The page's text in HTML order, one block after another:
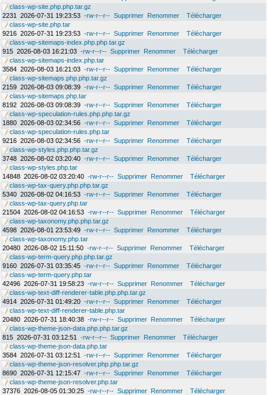
class-wp-site.php.php.tar.gz
2231
2026-07-31 19:23:53 -rw-r--r-- Supprimer Renommer
Télécharger
class-wp-site.php.tar
9216 2026-07-31 19:23:53 -rw-r--r-- Supprimer Renommer
Télécharger
class-wp-sitemaps-index.php.php.tar.gz
915 2026-08-03 16:21:03 -rw-r--r-- Supprimer Renommer
Télécharger
class-wp-sitemaps-index.php.tar
3584 2026-08-03 16:21:03 -rw-r--r-- Supprimer Renommer
Télécharger
class-wp-sitemaps.php.php.tar.gz
2159 2026-08-03 09:08:39 -rw-r--r-- Supprimer Renommer
Télécharger
class-wp-sitemaps.php.tar
8192 2026-08-03 09:08:39 -rw-r--r-- Supprimer Renommer
Télécharger
class-wp-speculation-rules.php.php.tar.gz
1880 2026-08-03 02:34:56 -rw-r--r-- Supprimer Renommer
Télécharger
class-wp-speculation-rules.php.tar
9216 2026-08-03 02:34:56 -rw-r--r-- Supprimer Renommer
Télécharger
class-wp-styles.php.php.tar.gz
3748 2026-08-02 03:20:40 -rw-r--r-- Supprimer Renommer
Télécharger
class-wp-styles.php.tar
14848 2026-08-02 03:20:40 -rw-r--r-- Supprimer Renommer
Télécharger
class-wp-tax-query.php.php.tar.gz
5340 2026-08-02 04:16:53 -rw-r--r-- Supprimer Renommer
Télécharger
class-wp-tax-query.php.tar
21504 2026-08-02 04:16:53 -rw-r--r-- Supprimer Renommer
Télécharger
class-wp-taxonomy.php.php.tar.gz
4598 2026-08-01 23:53:49 -rw-r--r-- Supprimer Renommer
Télécharger
class-wp-taxonomy.php.tar
20480 2026-08-02 15:11:50 -rw-r--r-- Supprimer Renommer
Télécharger
class-wp-term-query.php.php.tar.gz
9160 2026-07-31 03:35:45 -rw-r--r-- Supprimer Renommer
Télécharger
class-wp-term-query.php.tar
42496 2026-07-31 19:58:23 -rw-r--r-- Supprimer Renommer
Télécharger
class-wp-text-diff-renderer-table.php.php.tar.gz
4914 2026-07-31 01:49:20 -rw-r--r-- Supprimer Renommer
Télécharger
class-wp-text-diff-renderer-table.php.tar
20480 2026-07-31 18:40:38 -rw-r--r-- Supprimer Renommer
Télécharger
class-wp-theme-json-data.php.php.tar.gz
815 2026-07-31 03:12:51 -rw-r--r-- Supprimer Renommer
Télécharger
class-wp-theme-json-data.php.tar
3584 2026-07-31 03:12:51 -rw-r--r-- Supprimer Renommer
Télécharger
class-wp-theme-json-resolver.php.php.tar.gz
8690 2026-07-31 12:15:47 -rw-r--r-- Supprimer Renommer
Télécharger
class-wp-theme-json-resolver.php.tar
37376 2026-08-05 01:30:25 -rw-r--r-- Supprimer Renommer
Télécharger